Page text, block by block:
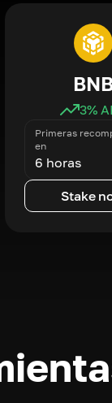
3%
Primeras
en
6 horas
Stake